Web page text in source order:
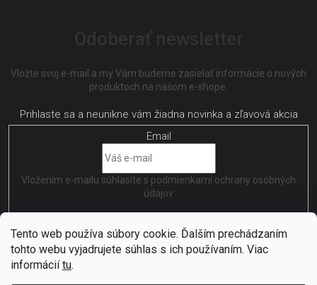
Tento web používa súbory cookie. Ďalším prechádzaním
tohto webu vyjadrujete súhlas s ich používaním. Viac
informáciítu.
Vložte svoj e-mail a my Vám budeme zasielať informácie o nových
produktoch na našom e-shope.
Email
Vložením e-mailu súhlasíte s podmienkami ochrany osobných
údajov
PRIHLÁSIŤ SA